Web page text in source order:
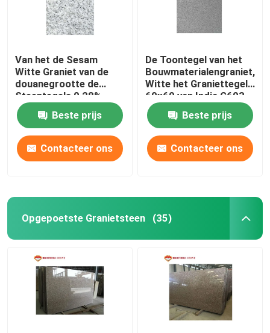
Van het de Sesam
Witte Graniet van de
douanegrootte de
Steentegels 0,28%
Waterabsorptie
Beste prijs
Contacteer ons
De Toontegel van het
Bouwmaterialengraniet,
Witte het Graniettegels
60x60 van India G603
Beste prijs
Contacteer ons
Opgepoetste Granietsteen (35)